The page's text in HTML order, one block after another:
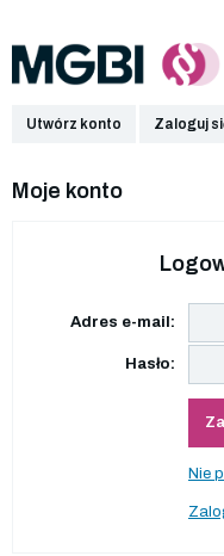
Utwórz konto Zaloguj
Moje konto
Adres e-mail:
Hasło:
Nie